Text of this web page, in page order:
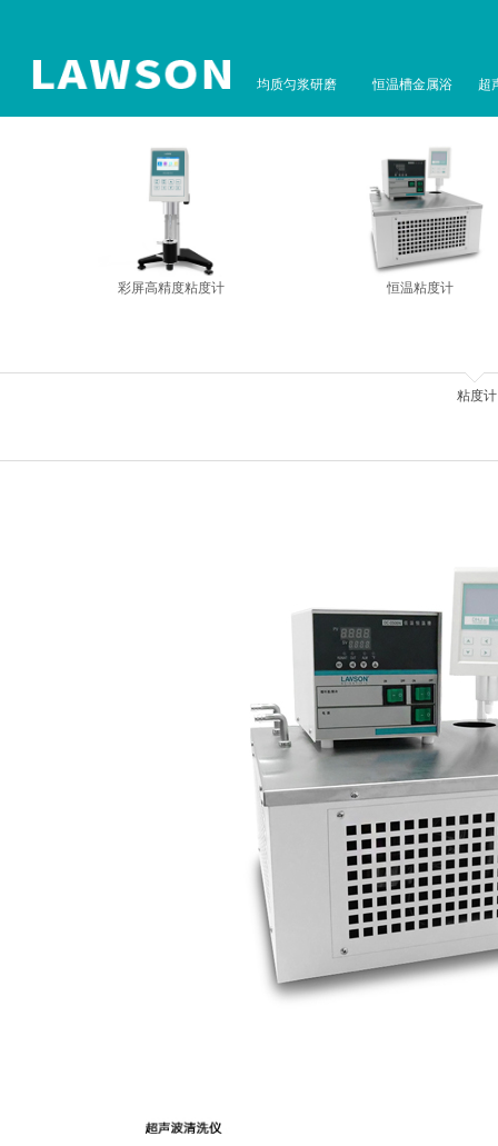
均质匀浆研磨 恒温槽金属浴 超
彩屏高精度粘度计 恒温粘度计
粘度计